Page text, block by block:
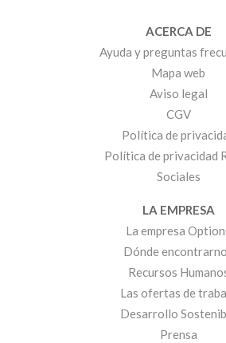
ACERCA DE
Ayuda y preguntas
Mapa web
Aviso legal
CGV
Política de
Política de privacidad
Sociales
LA EMPRESA
La empresa
Dónde
Recursos
Las ofertas de
Desarrollo
Prensa